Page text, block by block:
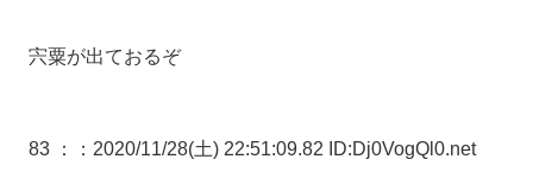
宍粟が出ておるぞ
83 ： ：2020/11/28(土) 22:51:09.82 ID:Dj0VogQl0.net